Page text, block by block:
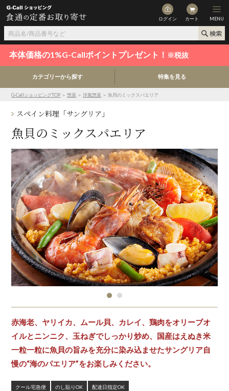
ログイン カート MENU
本体価格の1%G-Callポイントプレゼント！ ※税抜
カテゴリーから探す 特集を見る
G-CallショッピングTOP ＞惣菜 ＞洋風惣菜 ＞ 魚貝のミックスパエリア
スペイン料理「サングリア」
魚貝のミックスパエリア
赤海老、ヤリイカ、ムール貝、カレイ、鶏肉をオリーブオ
イルとニンニク、玉ねぎでしっかり炒め、国産はえぬき米
一粒一粒に魚貝の旨みを充分に染み込ませたサングリア自
慢の“海のパエリア”をお楽しみください。
クール宅急便 のし貼りOK 配達日指定OK